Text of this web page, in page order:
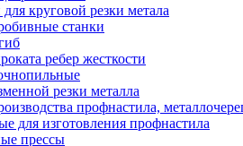
круговой резки метала
станки
ребер жесткости
резки металла
профнастила,
для изготовления профнастила
прессы